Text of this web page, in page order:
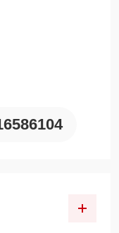
电所有指示灯不亮，
，通讯异常，通讯网